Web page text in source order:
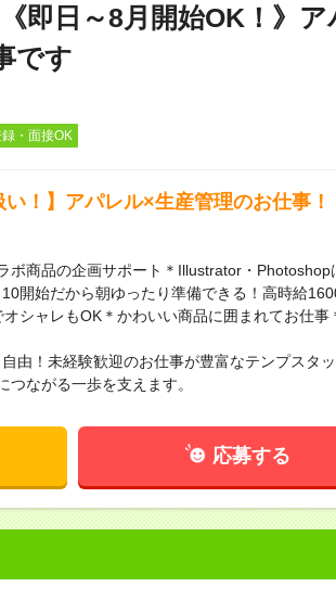
即日～8月開始OK！》
です
・面接OK
い！】アパレル×生産管理のお仕事
ボ商品の企画サポート＊Illustrator・Photoshop
開始だから朝ゆったり準備できる！高時給
シャレもOK＊かわいい商品に囲まれてお仕事
由！未経験歓迎のお仕事が豊富なテンプスタ
ながる一歩を支えます。
応募する